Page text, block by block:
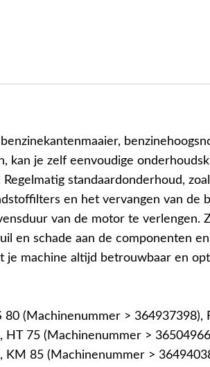
kan je zelf eenvoudige
standaardonderhoud,
en het vervangen van de
van de motor te verlengen.
en schade aan de componenten en
machine altijd betrouwbaar en
80 (Machinenummer > 364937398),
75 (Machinenummer >
KM 85 (Machinenummer >